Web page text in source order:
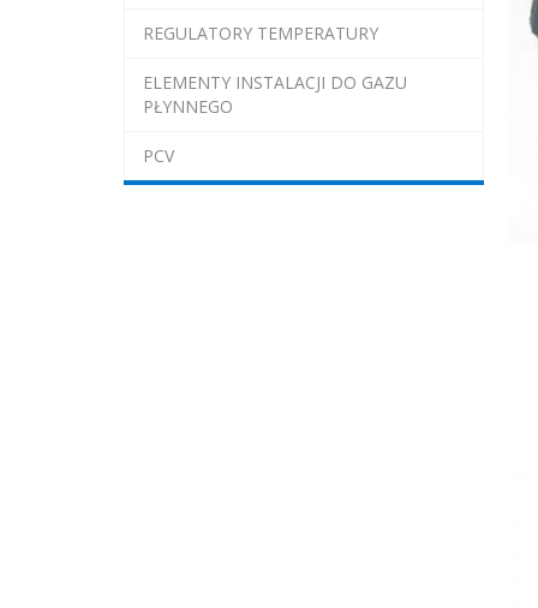
REGULATORY TEMPERATURY
ELEMENTY INSTALACJI DO GAZU
PŁYNNEGO
PCV